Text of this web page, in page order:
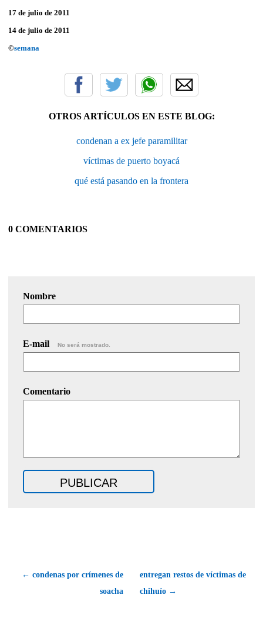
17 de julio de 2011
14 de julio de 2011
©semana
OTROS ARTÍCULOS EN ESTE BLOG:
condenan a ex jefe paramilitar
víctimas de puerto boyacá
qué está pasando en la frontera
0 COMENTARIOS
Nombre
E-mail No será mostrado.
Comentario
← condenas por crímenes de
soacha
entregan restos de víctimas de
chihuío →